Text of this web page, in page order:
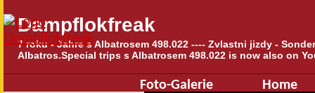
Dampflokfreak
7 roku - Jahre s Albatrosem 498.022 ---- Zvlastni jizdy -
Albatros.Special trips s Albatrosem 498.022 is now also on
Foto-Galerie Home